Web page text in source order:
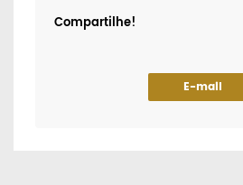
Compartilhe!
E-mail